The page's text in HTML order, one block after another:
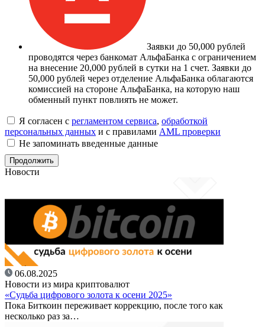
Заявки до 50,000 рублей
проводятся через банкомат АльфаБанка с ограничением
на внесение 20,000 рублей в сутки на 1 счет. Заявки до
50,000 рублей через отделение АльфаБанка облагаются
комиссией на стороне АльфаБанка, на которую наш
обменный пункт повлиять не может.
Я согласен с регламентом сервиса, обработкой
персональных данных и с правилами AML проверки
Не запоминать введенные данные
Новости
06.08.2025
Новости из мира криптовалют
«Судьба цифрового золота к осени 2025»
Пока Биткоин переживает коррекцию, после того как
несколько раз за…